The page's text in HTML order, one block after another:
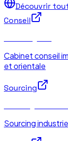
Découvrir
Conseil
Cabinet conseil
et orientale
Sourcing
Sourcing